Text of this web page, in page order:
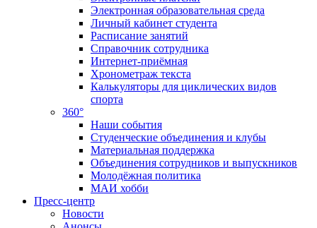
Электронная образовательная среда
Личный кабинет студента
Расписание занятий
Справочник сотрудника
Интернет-приёмная
Хронометраж текста
Калькуляторы для циклических видов
спорта
360°
Наши события
Студенческие объединения и клубы
Материальная поддержка
Объединения сотрудников и выпускников
Молодёжная политика
МАИ хобби
Пресс-центр
Новости